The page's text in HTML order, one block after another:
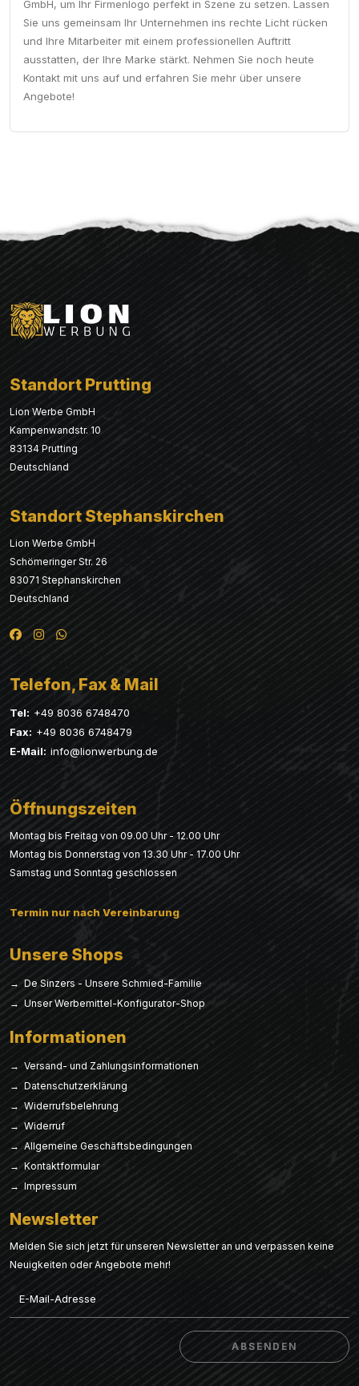
GmbH, um Ihr Firmenlogo perfekt in Szene zu setzen. Lassen
Sie uns gemeinsam Ihr Unternehmen ins rechte Licht rücken
und Ihre Mitarbeiter mit einem professionellen Auftritt
ausstatten, der Ihre Marke stärkt. Nehmen Sie noch heute
Kontakt mit uns auf und erfahren Sie mehr über unsere
Angebote!
Standort Prutting
Lion Werbe GmbH
Kampenwandstr. 10
83134 Prutting
Deutschland
Standort Stephanskirchen
Lion Werbe GmbH
Schömeringer Str. 26
83071 Stephanskirchen
Deutschland
Telefon, Fax & Mail
Tel: +49 8036 6748470
Fax: +49 8036 6748479
E-Mail: info@lionwerbung.de
Öffnungszeiten
Montag bis Freitag von 09.00 Uhr - 12.00 Uhr
Montag bis Donnerstag von 13.30 Uhr - 17.00 Uhr
Samstag und Sonntag geschlossen
Termin nur nach Vereinbarung
Unsere Shops
→ De Sinzers - Unsere Schmied-Familie
→ Unser Werbemittel-Konfigurator-Shop
Informationen
→ Versand- und Zahlungsinformationen
→ Datenschutzerklärung
→ Widerrufsbelehrung
→ Widerruf
→ Allgemeine Geschäftsbedingungen
→ Kontaktformular
→ Impressum
Newsletter
Melden Sie sich jetzt für unseren Newsletter an und verpassen keine
Neuigkeiten oder Angebote mehr!
ABSENDEN
ABSENDEN